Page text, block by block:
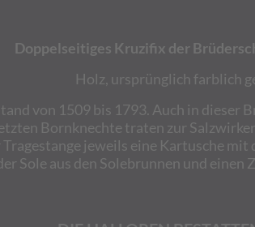
Doppelseitiges Kruzifix der
Holz, ursprünglich farblich
von 1509 bis 1793. Auch in
Bornknechte traten zur
jeweils eine Kartusche
Sole aus den Solebrunnen und einen